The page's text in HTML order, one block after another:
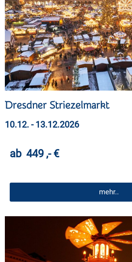
Dresdner Striezelmarkt
10.12. - 13.12.2026
ab 449 ,- €
mehr..